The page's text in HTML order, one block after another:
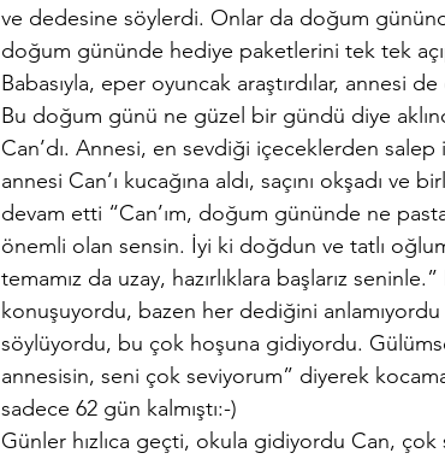
ve dedesine söylerdi. Onlar da doğum
doğum gününde hediye paketlerini tek tek
Babasıyla, eper oyuncak araştırdılar, annesi
Bu doğum günü ne güzel bir gündü diye
Can’dı. Annesi, en sevdiği içeceklerden
annesi Can’ı kucağına aldı, saçını okşadı ve
devam etti “Can’ım, doğum gününde ne
önemli olan sensin. İyi ki doğdun ve tatlı
temamız da uzay, hazırlıklara başlarız
konuşuyordu, bazen her dediğini
söylüyordu, bu çok hoşuna gidiyordu.
annesisin, seni çok seviyorum” diyerek
sadece 62 gün kalmıştı:-)
Günler hızlıca geçti, okula gidiyordu Can,